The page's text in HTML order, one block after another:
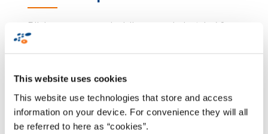
This website uses cookies
This website use technologies that store and access
information on your device. For convenience they will all
be referred to here as “cookies”.
Bij de overgang van bedrijven naar Industrie 4.0
spelen digitalisering en automatisering een
van intralogistiek. Hierbij komt met name het
goederenontvangstproces in beeld. In Ingolstadt
worden dagelijks grote aantallen pallets
ontvangen, met soms wel 60 dozen per pallet. Elke